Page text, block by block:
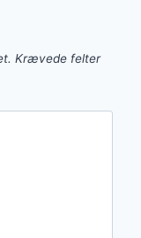
Krævede felter